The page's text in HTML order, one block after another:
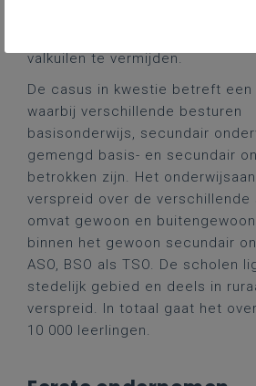
valkuilen te vermijden.
De casus in kwestie betreft een
waarbij verschillende besturen
basisonderwijs, secundair
gemengd basis- en secundair
betrokken zijn. Het
verspreid over de verschillende
omvat gewoon en
binnen het gewoon secundair
ASO, BSO als TSO. De scholen
stedelijk gebied en deels in
verspreid. In totaal gaat het
10 000 leerlingen.